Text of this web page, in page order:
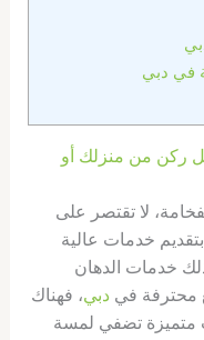
في دبي
ركن من منزلك أو
لا تقتصر على
خدمات عالية
خدمات الدهان
محترفة في دبي، فهناك
متميزة تضفي لمسة